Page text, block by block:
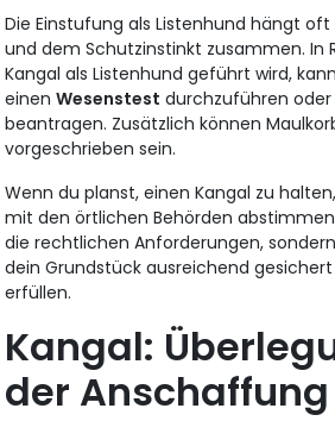
Die Einstufung als Listenhund hängt
und dem Schutzinstinkt zusammen. In
Kangal als Listenhund geführt wird,
einenWesenstest durchzuführen oder
beantragen. Zusätzlich können
vorgeschrieben sein.
Wenn du planst, einen Kangal zu
mit den örtlichen Behörden
die rechtlichen Anforderungen,
dein Grundstück ausreichend
erfüllen.
Kangal:
der Anschaffung